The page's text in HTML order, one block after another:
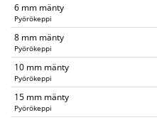
6 mm mänty
Pyörökeppi
8 mm mänty
Pyörökeppi
10 mm mänty
Pyörökeppi
15 mm mänty
Pyörökeppi